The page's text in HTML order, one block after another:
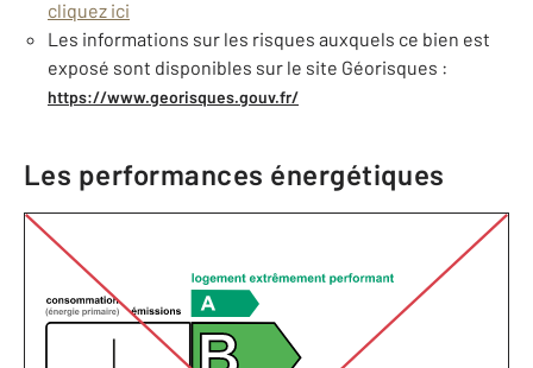
cliquez ici
Les informations sur les risques auxquels ce bien est
exposé sont disponibles sur le site Géorisques :
https://www.georisques.gouv.fr/
Les performances énergétiques